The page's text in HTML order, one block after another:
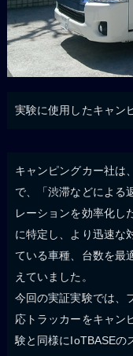
実験に使用したキャン
キャンピングカー社は
で、「渋滞などによる
レーションを効率化し
に特定し、より迅速な
ている車種、台数を最
えていました。
今回の実証実験では、
応トラッカーをキャン
験と同様にIoTBASEの